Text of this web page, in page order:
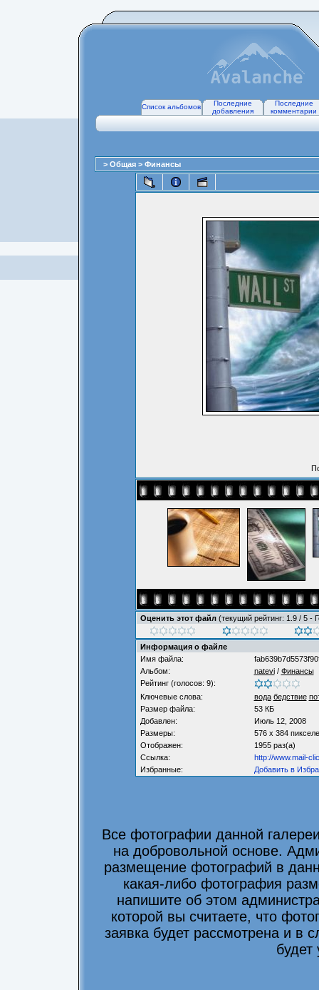
Список альбомов
Последние
добавления
Последние
комментарии
> Общая > Финансы
Оценить этот файл (текущий рейтинг: 1.9 / 5 -
Информация о файле
Имя файла:
Альбом:
natevi/ Финансы
Рейтинг (голосов: 9):
Ключевые слова:
вода бедствие
Размер файла:
53 КБ
Добавлен:
Июль 12, 2008
Размеры:
576 x 384
Отображен:
1955 раз(а)
Ссылка:
http://www.mail-
Избранные:
Добавить в
Все фотографии данной
на добровольной основе.
размещение фотографий в
какая-либо фотография
напишите об этом
которой вы считаете, что
заявка будет рассмотрена и в
будет